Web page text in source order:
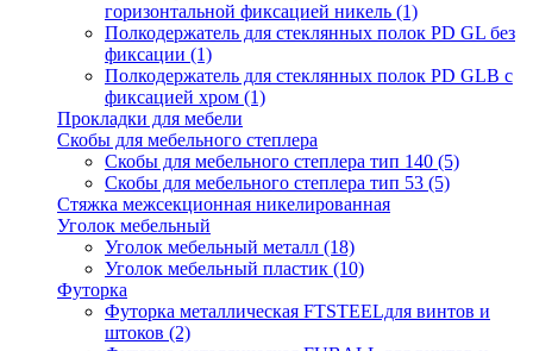
горизонтальной фиксацией никель (1)
Полкодержатель для стеклянных полок PD GL без
фиксации (1)
Полкодержатель для стеклянных полок PD GLВ с
фиксацией хром (1)
Прокладки для мебели
Скобы для мебельного степлера
Скобы для мебельного степлера тип 140 (5)
Скобы для мебельного степлера тип 53 (5)
Стяжка межсекционная никелированная
Уголок мебельный
Уголок мебельный металл (18)
Уголок мебельный пластик (10)
Футорка
Футорка металлическая FTSTEELдля винтов и
штоков (2)